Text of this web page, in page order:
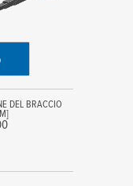
DEL BRACCIO